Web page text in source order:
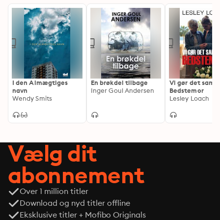
I den Almægtiges
navn
Wendy Smits
En brøkdel tilbage
Inger Goul Andersen
Vi gør det
Bedstemor
Lesley Loach
Vælg dit
abonnement
Over 1 million titler
Download og nyd titler offline
Eksklusive titler + Mofibo Originals